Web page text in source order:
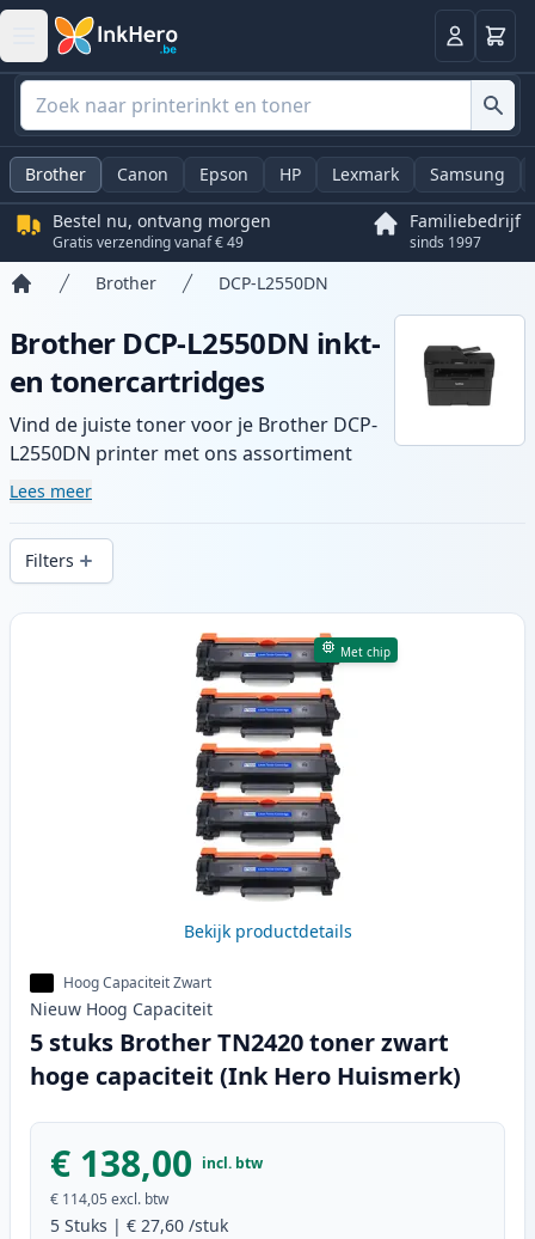
Log in
Brother Canon Epson HP Lexmark Samsung
Bestel nu, ontvang morgen
Gratis verzending vanaf € 49
Familiebedrijf
sinds 1997
Brother DCP-L2550DN
Brother DCP-L2550DN inkt-
en tonercartridges
Vind de juiste toner voor je Brother DCP-
L2550DN printer met ons assortiment
compatibele en high-yield cartridges.
snelle levering vanuit lokale voorraad in .
Lees meer
Filters
Producten
Met chip
Bekijk productdetails
Hoog Capaciteit Zwart
Nieuw Hoog Capaciteit
5 stuks Brother TN2420 toner zwart
hoge capaciteit (Ink Hero Huismerk)
€ 138,00 incl. btw
€ 114,05 excl. btw
5 Stuks | € 27,60 /stuk